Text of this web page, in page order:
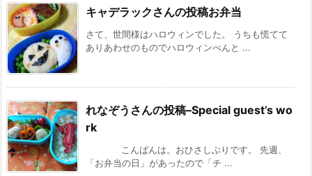
キャデラックさんの投稿お弁当
さて、世間様はハロウィンでした。 うちも慌てて
ありあわせのものでハロウィンべんと ...
れなぞうさんの投稿–Special guest’s wo
rk
こんばんは。おひさしぶりです。 先週、
「お弁当の日」があったので「チ ...